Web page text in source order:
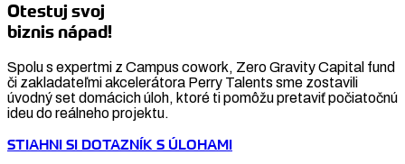
Otestuj svoj
biznis nápad!
Spolu s expertmi z Campus cowork, Zero Gravity Capital fund
či zakladateľmi akcelerátora Perry Talents sme zostavili
úvodný set domácich úloh, ktoré ti pomôžu pretaviť počiatočnú
ideu do reálneho projektu.
STIAHNI SI DOTAZNÍK S ÚLOHAMI